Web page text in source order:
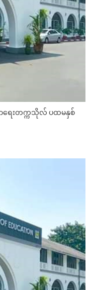
ာရေးတက္ကသိုလ် ပထမနှစ်